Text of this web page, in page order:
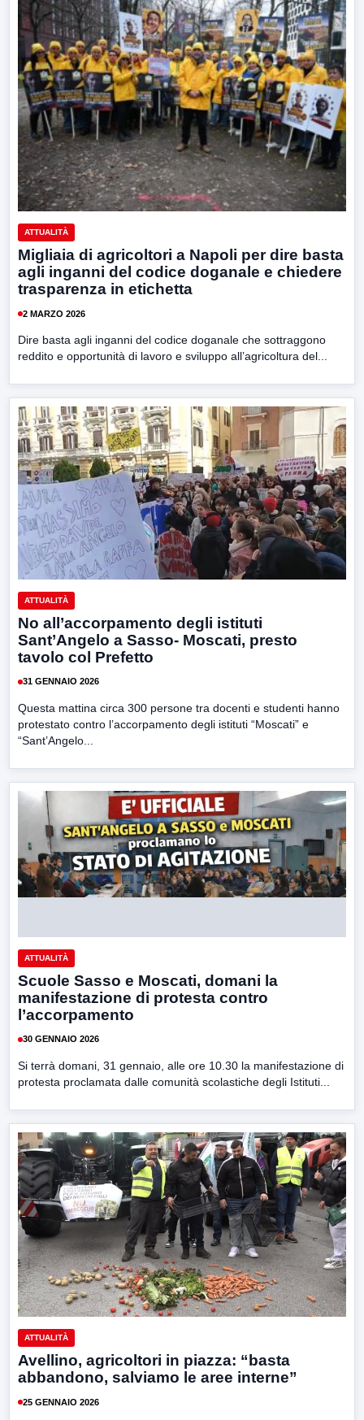
ATTUALITÀ
Migliaia di agricoltori a Napoli per dire basta
agli inganni del codice doganale e chiedere
trasparenza in etichetta
2 MARZO 2026
Dire basta agli inganni del codice doganale che sottraggono
reddito e opportunità di lavoro e sviluppo all’agricoltura del...
ATTUALITÀ
No all’accorpamento degli istituti
Sant’Angelo a Sasso- Moscati, presto
tavolo col Prefetto
31 GENNAIO 2026
Questa mattina circa 300 persone tra docenti e studenti hanno
protestato contro l’accorpamento degli istituti “Moscati” e
“Sant’Angelo...
ATTUALITÀ
Scuole Sasso e Moscati, domani la
manifestazione di protesta contro
l’accorpamento
30 GENNAIO 2026
Si terrà domani, 31 gennaio, alle ore 10.30 la manifestazione di
protesta proclamata dalle comunità scolastiche degli Istituti...
ATTUALITÀ
Avellino, agricoltori in piazza: “basta
abbandono, salviamo le aree interne”
25 GENNAIO 2026